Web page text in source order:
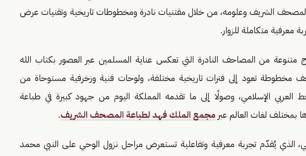
المصحف الشريف وعلومه، من خلال مقتنيات نادرة ومخطوطات تاريخية وتقنيات عرض
معرفية متكاملة للزوار.
من المصاحف النادرة التي تعكس عناية المسلمين عبر العصور بكتاب الله
مخطوطة تعود إلى فترات تاريخية مختلفة، ولوحات فنية وزخرفية مستوحاة من
العربي الإسلامي، وصولًا إلى ما تقدمه المملكة اليوم من جهود كبيرة في طباعة
بمختلف لغات العالم عبر مجمع الملك فهد لطباعة المصحف الشريف.
يُقدّم تجربة معرفية وتفاعلية تستعرض مراحل نزول الوحي على النبي محمد